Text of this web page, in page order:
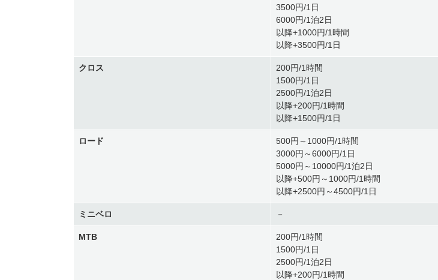
3500円/1日
6000円/1泊2日
以降+1000円/1時間
以降+3500円/1日
クロス
200円/1時間
1500円/1日
2500円/1泊2日
以降+200円/1時間
以降+1500円/1日
ロード
500円～1000円/1時間
3000円～6000円/1日
5000円～10000円/1泊2日
以降+500円～1000円/1時間
以降+2500円～4500円/1日
ミニベロ －
MTB
200円/1時間
1500円/1日
2500円/1泊2日
以降+200円/1時間